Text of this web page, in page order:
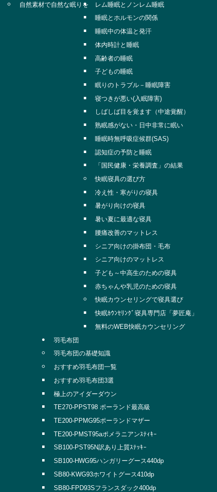
自然素材で自然な眠りを
レム睡眠とノンレム睡眠
睡眠とホルモンの関係
睡眠中の体温と発汗
体内時計と睡眠
高齢者の睡眠
子どもの睡眠
眠りのトラブル－睡眠障害
寝つきが悪い(入眠障害)
しばしば目を覚ます（中途覚醒）
熟眠感がない・日中非常に眠い
睡眠時無呼吸症候群(SAS)
認知症の予防と睡眠
「国民健康・栄養調査」の結果
快眠寝具の選び方
冷え性・寒がりの寝具
暑がり向けの寝具
暑い夏に最適な寝具
腰痛改善のマットレス
シニア向けの掛布団・毛布
シニア向けのマットレス
子ども～中高生のための寝具
赤ちゃんや乳児のための寝具
快眠カウンセリングで寝具選び
快眠ｶｳﾝｾﾘﾝｸﾞ寝具専門店「夢匠庵」
無料のWEB快眠カウンセリング
羽毛布団
羽毛布団の基礎知識
おすすめ羽毛布団一覧
おすすめ羽毛布団3選
極上のアイダーダウン
TE270-PPST98 ポーランド最高級
TE200-PPMG95ポーランドマザー
TE200-PMST95aポメラニアンｽﾃｨｷｰ
SB100-PST95N訳あり上質ｽﾃｯｷｰ
SB100-HWG95ハンガリーグース440dp
SB80-KWG93ホワイトグース410dp
SB80-FPD93Sフランスダック400dp